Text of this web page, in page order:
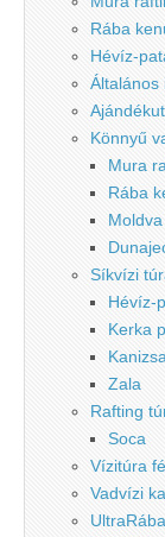
Rába
Hévíz-
Általános
Könnyű
Mura
Rába
Síkvízi
Hévíz-
Kerka
Zala
Rafting
Soca
Vízitúra
Vadvízi